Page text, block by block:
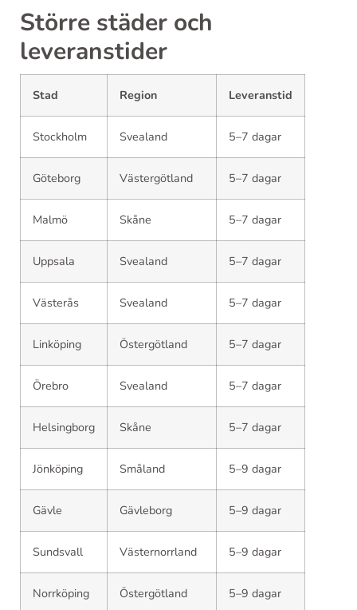
Större städer och
leveranstider
Stad Region Leveranstid
Stockholm Svealand 5–7 dagar
Göteborg Västergötland 5–7 dagar
Malmö Skåne 5–7 dagar
Uppsala Svealand 5–7 dagar
Västerås Svealand 5–7 dagar
Linköping Östergötland 5–7 dagar
Örebro Svealand 5–7 dagar
Helsingborg Skåne 5–7 dagar
Jönköping Småland 5–9 dagar
Gävle Gävleborg 5–9 dagar
Sundsvall Västernorrland 5–9 dagar
Norrköping Östergötland 5–9 dagar